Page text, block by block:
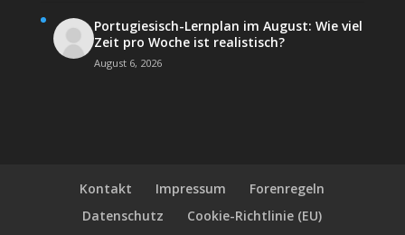
Portugiesisch-Lernplan im August: Wie viel
Zeit pro Woche ist realistisch?
August 6, 2026
Kontakt Impressum
Forenregeln
Datenschutz
Cookie-Richtlinie (EU)